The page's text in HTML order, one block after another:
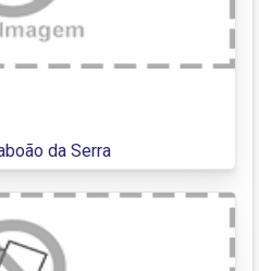
da Serra